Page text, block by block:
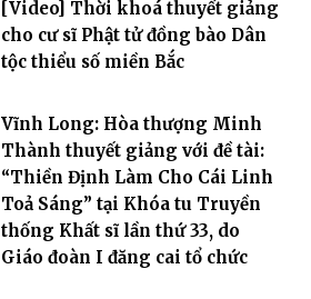
[Video] Thời khoá thuyết giảng
cho cư sĩ Phật tử đồng bào Dân
tộc thiểu số miền Bắc
Vĩnh Long: Hòa thượng Minh
Thành thuyết giảng với đề tài:
“Thiền Định Làm Cho Cái Linh
Toả Sáng” tại Khóa tu Truyền
thống Khất sĩ lần thứ 33, do
Giáo đoàn I đăng cai tổ chức